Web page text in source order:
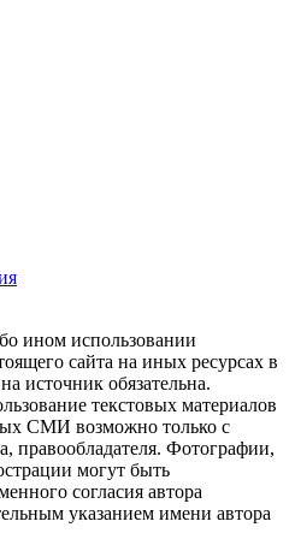
ином использовании
сайта на иных ресурсах в
источник обязательна.
текстовых материалов
СМИ возможно только с
правообладателя. Фотографии,
могут быть
согласия автора
указанием имени автора